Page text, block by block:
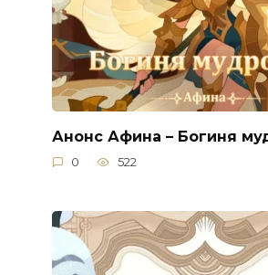
Анонс Афина – Богиня
0 522